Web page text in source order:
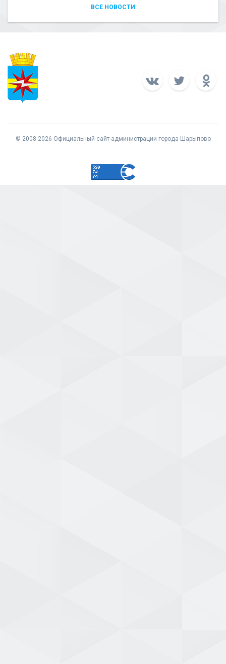
ВСЕ НОВОСТИ
© 2008-2026 Официальный сайт администрации города Шарыпово